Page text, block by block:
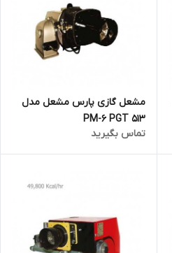
مشعل گازی پارس مشعل مدل
PM-6 PGT 513
تماس بگیرید